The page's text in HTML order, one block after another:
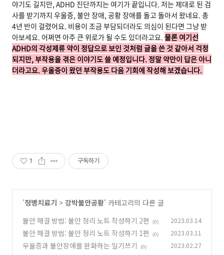
야기도 길지만, ADHD 진단까지는 여기가 끝입니다. 저는 제대로 된 검
사를 받기까지 우울증, 불안 장애, 공황 장애를 돌고 돌아서 왔네요. 총
4년 반이 걸렸어요. 비용이 조금 부담되더라도 의심이 된다면 그냥 받
아보세요. 어쩌면 아주 큰 위로가 될 수도 있더라고요. 물론 여기선
ADHD의 각성제류 약이 정답으로 보인 것처럼 글을 쓴 것 같아서 걱정
되지만, 부작용을 겪은 이야기도 쓸 예정입니다. 정말 약만이 답은 아니
더라고요. 우울증이 왔던 부작용도 다음 기회에 작성해 보겠습니다.
1 구독하기
'정병치료기 > 강박불안공황' 카테고리의 다른 글
불안 해결 방법: 불안 정리 노트 작성하기 2편
(0) 2023.03.14
불안 해결 방법: 불안 정리 노트 작성하기 1편 (0) 2023.03.11
우울증과 불안장애를 완화하는 일기쓰기 (0) 2023.02.27